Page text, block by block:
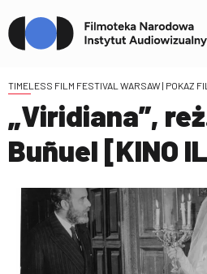
TIMELESS FILM FESTIVAL WARSAW | POKAZ
„Viridiana”,
Buñuel [KINO